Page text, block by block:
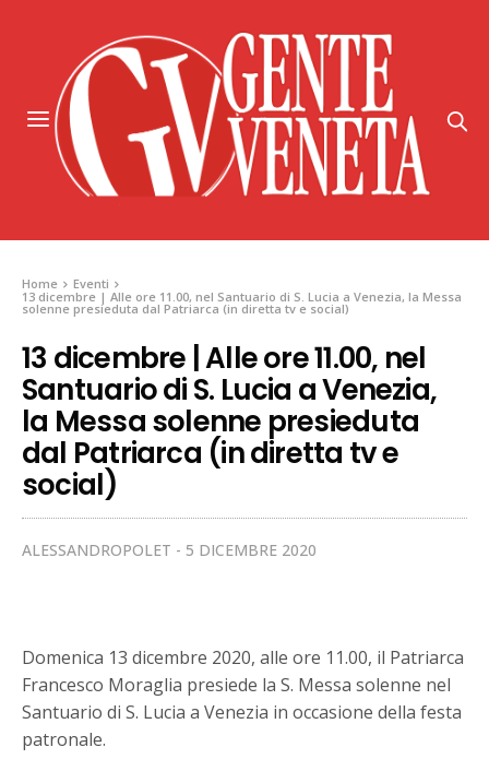
Home
Eventi
13 dicembre | Alle ore 11.00, nel Santuario di S. Lucia a Venezia, la Messa
solenne presieduta dal Patriarca (in diretta tv e social)
13 dicembre | Alle ore 11.00, nel
Santuario di S. Lucia a Venezia,
la Messa solenne presieduta
dal Patriarca (in diretta tv e
social)
ALESSANDROPOLET 5 DICEMBRE 2020
Domenica 13 dicembre 2020, alle ore 11.00, il Patriarca
Francesco Moraglia presiede la S. Messa solenne nel
Santuario di S. Lucia a Venezia in occasione della festa
patronale.